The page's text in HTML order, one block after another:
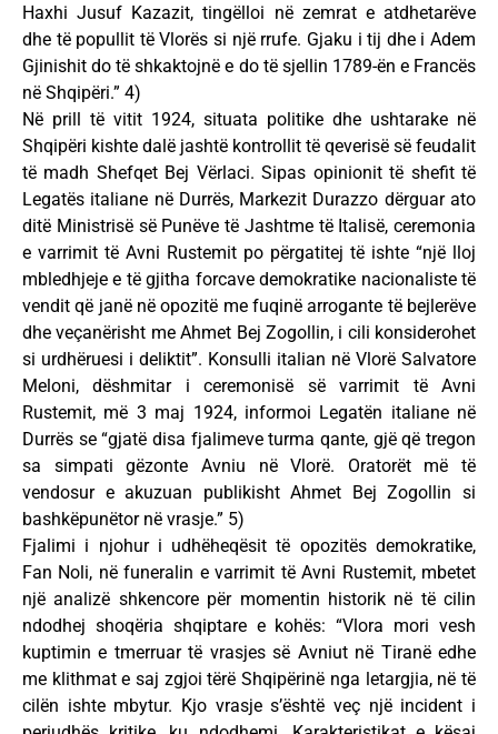
Haxhi Jusuf Kazazit, tingëlloi në zemrat e atdhetarëve
dhe të popullit të Vlorës si një rrufe. Gjaku i tij dhe i Adem
Gjinishit do të shkaktojnë e do të sjellin 1789-ën e Francës
në Shqipëri.” 4)
Në prill të vitit 1924, situata politike dhe ushtarake në
Shqipëri kishte dalë jashtë kontrollit të qeverisë së feudalit
të madh Shefqet Bej Vërlaci. Sipas opinionit të shefit të
Legatës italiane në Durrës, Markezit Durazzo dërguar ato
ditë Ministrisë së Punëve të Jashtme të Italisë, ceremonia
e varrimit të Avni Rustemit po përgatitej të ishte “një lloj
mbledhjeje e të gjitha forcave demokratike nacionaliste të
vendit që janë në opozitë me fuqinë arrogante të bejlerëve
dhe veçanërisht me Ahmet Bej Zogollin, i cili konsiderohet
si urdhëruesi i deliktit”. Konsulli italian në Vlorë Salvatore
Meloni, dëshmitar i ceremonisë së varrimit të Avni
Rustemit, më 3 maj 1924, informoi Legatën italiane në
Durrës se “gjatë disa fjalimeve turma qante, gjë që tregon
sa simpati gëzonte Avniu në Vlorë. Oratorët më të
vendosur e akuzuan publikisht Ahmet Bej Zogollin si
bashkëpunëtor në vrasje.” 5)
Fjalimi i njohur i udhëheqësit të opozitës demokratike,
Fan Noli, në funeralin e varrimit të Avni Rustemit, mbetet
një analizë shkencore për momentin historik në të cilin
ndodhej shoqëria shqiptare e kohës: “Vlora mori vesh
kuptimin e tmerruar të vrasjes së Avniut në Tiranë edhe
me klithmat e saj zgjoi tërë Shqipërinë nga letargjia, në të
cilën ishte mbytur. Kjo vrasje s’është veç një incident i